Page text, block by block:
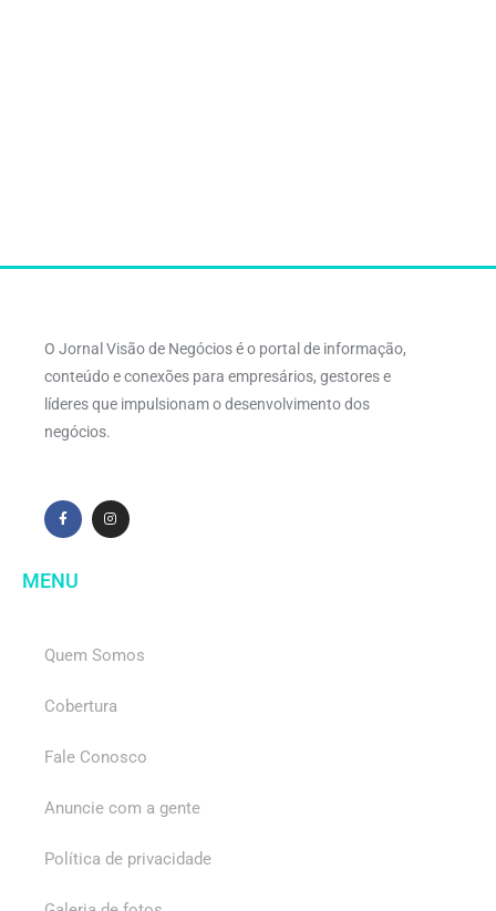
O Jornal Visão de Negócios é o portal de informação,
conteúdo e conexões para empresários, gestores e
líderes que impulsionam o desenvolvimento dos
negócios.
MENU
Quem Somos
Cobertura
Fale Conosco
Anuncie com a gente
Política de privacidade